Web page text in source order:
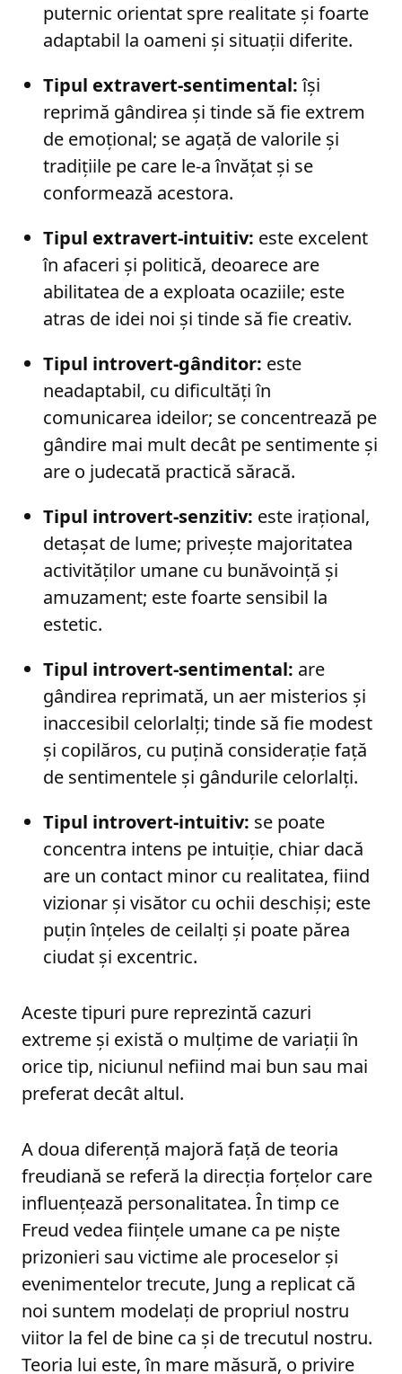
puternic orientat spre realitate și foarte
adaptabil la oameni și situații diferite.
Tipul extravert-sentimental:își
reprimă gândirea și tinde să fie extrem
de emoțional; se agață de valorile și
tradițiile pe care le-a învățat și se
conformează acestora.
Tipul extravert-intuitiv: este excelent
în afaceri și politică, deoarece are
abilitatea de a exploata ocaziile; este
atras de idei noi și tinde să fie creativ.
Tipul introvert-gânditor: este
neadaptabil, cu dificultăți în
comunicarea ideilor; se concentrează pe
gândire mai mult decât pe sentimente și
are o judecată practică săracă.
Tipul introvert-senzitiv: este irațional,
detașat de lume; privește majoritatea
activităților umane cu bunăvoință și
amuzament; este foarte sensibil la
estetic.
Tipul introvert-sentimental: are
gândirea reprimată, un aer misterios și
inaccesibil celorlalți; tinde să fie modest
și copilăros, cu puțină considerație față
de sentimentele și gândurile celorlalți.
Tipul introvert-intuitiv: se poate
concentra intens pe intuiție, chiar dacă
are un contact minor cu realitatea, fiind
vizionar și visător cu ochii deschiși; este
puțin înțeles de ceilalți și poate părea
ciudat și excentric.
Aceste tipuri pure reprezintă cazuri
extreme și există o mulțime de variații în
orice tip, niciunul nefiind mai bun sau mai
preferat decât altul.
A doua diferență majoră față de teoria
freudiană se referă la direcția forțelor care
influențează personalitatea. În timp ce
Freud vedea ființele umane ca pe niște
prizonieri sau victime ale proceselor și
evenimentelor trecute, Jung a replicat că
noi suntem modelați de propriul nostru
viitor la fel de bine ca și de trecutul nostru.
Teoria lui este, în mare măsură, o privire